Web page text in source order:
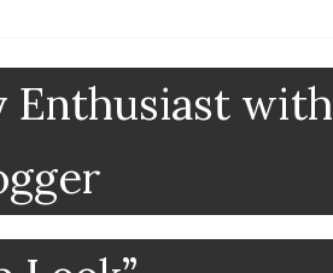
Enthusiast with